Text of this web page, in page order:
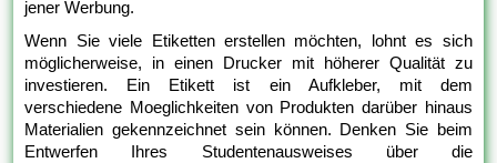
jener Werbung.
Wenn Sie viele Etiketten erstellen möchten, lohnt es sich
möglicherweise, in einen Drucker mit höherer Qualität zu
investieren. Ein Etikett ist ein Aufkleber, mit dem
verschiedene Moeglichkeiten von Produkten darüber hinaus
Materialien gekennzeichnet sein können. Denken Sie beim
Entwerfen Ihres Studentenausweises über die